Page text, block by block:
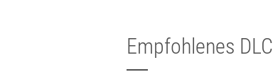
Empfohlenes DLC